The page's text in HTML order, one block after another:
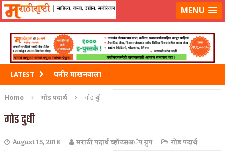
मराठीसृष्टीवर लॉग-इन करा MENU
LATEST पनीर माखनवाला
पावभाजी
Home गोड पदार्थ गोड दुधी
गोड दुधी
August 15, 2018 मराठी पदार्थ व्हॉटसअॅप ग्रुप गोड पदार्थ